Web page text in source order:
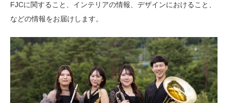
FJCに関すること、インテリアの情報、デザインにおけること、
などの情報をお届けします。